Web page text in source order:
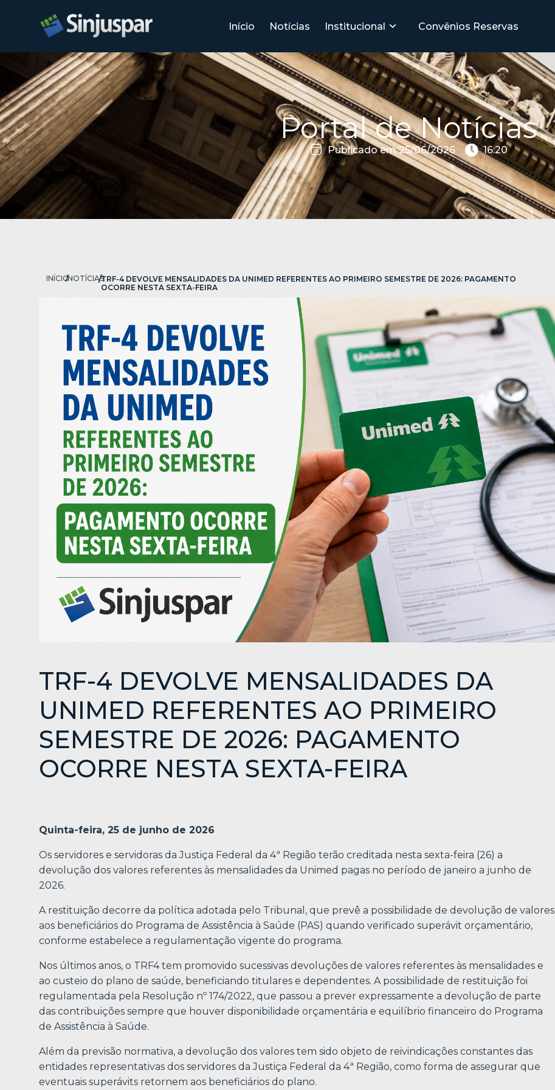
Início Notícias Institucional Convênios Reservas
Portal de Notícias
Publicado em25/06/2026 16:20
INÍCIO
/NOTÍCIAS
/TRF-4 DEVOLVE MENSALIDADES DA UNIMED REFERENTES AO PRIMEIRO SEMESTRE DE 2026: PAGAMENTO
OCORRE NESTA SEXTA-FEIRA
TRF-4 DEVOLVE MENSALIDADES DA
UNIMED REFERENTES AO PRIMEIRO
SEMESTRE DE 2026: PAGAMENTO
OCORRE NESTA SEXTA-FEIRA
Quinta-feira, 25 de junho de 2026
Os servidores e servidoras da Justiça Federal da 4ª Região terão creditada nesta sexta-feira (26) a
devolução dos valores referentes às mensalidades da Unimed pagas no período de janeiro a junho de
2026.
A restituição decorre da política adotada pelo Tribunal, que prevê a possibilidade de devolução de valores
aos beneficiários do Programa de Assistência à Saúde (PAS) quando verificado superávit orçamentário,
conforme estabelece a regulamentação vigente do programa.
Nos últimos anos, o TRF4 tem promovido sucessivas devoluções de valores referentes às mensalidades e
ao custeio do plano de saúde, beneficiando titulares e dependentes. A possibilidade de restituição foi
regulamentada pela Resolução nº 174/2022, que passou a prever expressamente a devolução de parte
das contribuições sempre que houver disponibilidade orçamentária e equilíbrio financeiro do Programa
de Assistência à Saúde.
Além da previsão normativa, a devolução dos valores tem sido objeto de reivindicações constantes das
entidades representativas dos servidores da Justiça Federal da 4ª Região, como forma de assegurar que
eventuais superávits retornem aos beneficiários do plano.